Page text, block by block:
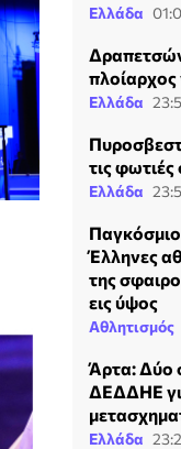
Ελλάδα
Ελλάδα
τις
Ελλάδα
Έλληνες
της
εις ύψος
Αθλητισμός
Άρτα: Δύο
ΔΕΔΔΗΕ
Ελλάδα